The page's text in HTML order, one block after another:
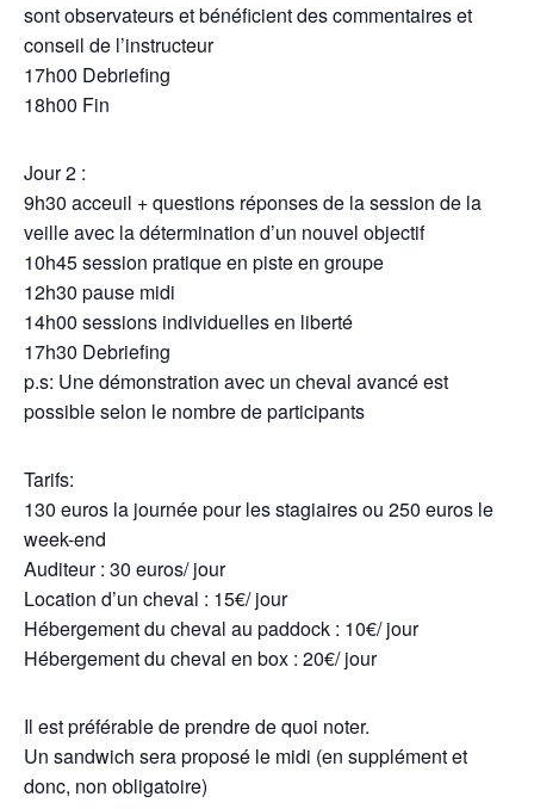
sont observateurs et bénéficient des commentaires et
conseil de l’instructeur
17h00 Debriefing
18h00 Fin
Jour 2 :
9h30 acceuil + questions réponses de la session de la
veille avec la détermination d’un nouvel objectif
10h45 session pratique en piste en groupe
12h30 pause midi
14h00 sessions individuelles en liberté
17h30 Debriefing
p.s: Une démonstration avec un cheval avancé est
possible selon le nombre de participants
Tarifs:
130 euros la journée pour les stagiaires ou 250 euros le
week-end
Auditeur : 30 euros/ jour
Location d’un cheval : 15€/ jour
Hébergement du cheval au paddock : 10€/ jour
Hébergement du cheval en box : 20€/ jour
Il est préférable de prendre de quoi noter.
Un sandwich sera proposé le midi (en supplément et
donc, non obligatoire)